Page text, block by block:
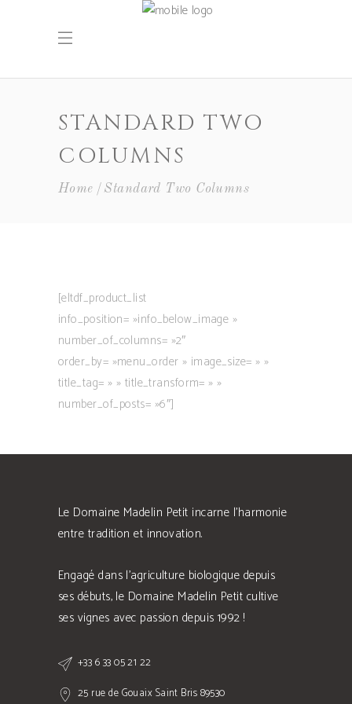
STANDARD TWO
COLUMNS
Home Standard Two Columns
[eltdf_product_list
info_position= »info_below_image »
number_of_columns= »2″
order_by= »menu_order » image_size= » »
title_tag= » » title_transform= » »
number_of_posts= »6″]
Le Domaine Madelin Petit incarne l'harmonie
entre tradition et innovation.
Engagé dans l'agriculture biologique depuis
ses débuts, le Domaine Madelin Petit cultive
ses vignes avec passion depuis 1992 !
+33 6 33 05 21 22
25 rue de Gouaix Saint Bris 89530